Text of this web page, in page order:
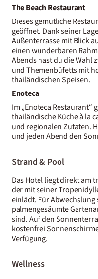
The Beach Restaurant
Dieses gemütliche
geöffnet. Dank seiner
Außenterrasse mit Blick
einen wunderbaren
Abends hast du die Wahl
und Themenbüfetts mit
thailändischen Speisen.
Enoteca
Im „Enoteca Restaurant“
thailändische Küche à la
und regionalen Zutaten.
und jeden Abend den
Strand & Pool
Das Hotel liegt direkt am
der mit seiner
einlädt. Für
palmengesäumte
sind. Auf den
kostenfrei
Verfügung.
Wellness